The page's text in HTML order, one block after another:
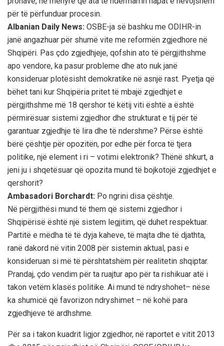
për të përfunduar procesin.
Albanian Daily News: OSBE-ja së bashku me ODIHR-in
janë angazhuar për shumë vite me reformën zgjedhore në
Shqipëri. Pas çdo zgjedhjeje, qofshin ato të përgjithshme
apo vendore, ka pasur probleme dhe ato nuk janë
konsideruar plotësisht demokratike në asnjë rast. Pyetja që
bëhet tani kur Shqipëria pritet të mbajë zgjedhjet e
përgjithshme më 18 qershor të këtij viti është a është
përmirësuar sistemi zgjedhor dhe strukturat e tij për të
garantuar zgjedhje të lira dhe të ndershme? Përse është
bërë çështje për opozitën, por edhe për forca të tjera
politike, një element i ri – votimi elektronik? Thënë shkurt, a
jeni ju i shqetësuar që opozita mund të bojkotojë zgjedhjet e
qershorit?
Ambasadori Borchardt: Po ngrini disa çështje.
Në përgjithësi mund të them që sistemi zgjedhor i
Shqipërisë është një sistem legjitim, që duhet respektuar.
Partitë e mëdha të të dyja kaheve, të majta dhe të djathta,
ranë dakord në vitin 2008 për sistemin aktual, pasi e
konsideruan si më të përshtatshëm për realitetin shqiptar.
Prandaj, çdo vendim për ta ruajtur apo për ta rishikuar atë i
takon vetëm klasës politike. Ai mund të ndryshohet– nëse
ka shumicë që favorizon ndryshimet – në kohë para
zgjedhjeve të ardhshme.
Për sa i takon kuadrit ligjor zgjedhor, në raportet e vitit 2013